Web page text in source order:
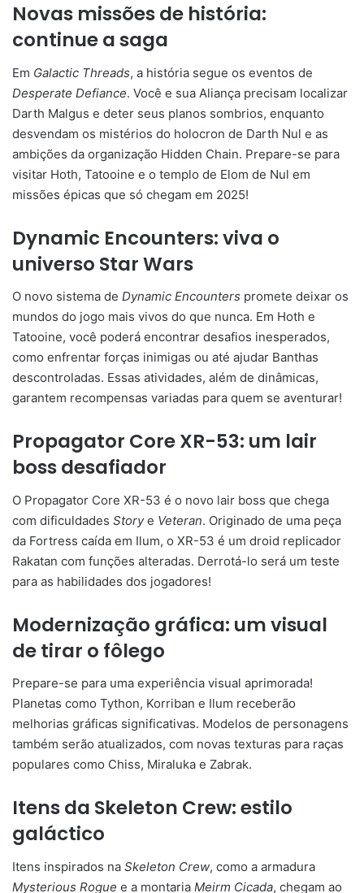
Novas missões de história:
continue a saga
Em Galactic Threads, a história segue os eventos de
Desperate Defiance. Você e sua Aliança precisam localizar
Darth Malgus e deter seus planos sombrios, enquanto
desvendam os mistérios do holocron de Darth Nul e as
ambições da organização Hidden Chain. Prepare-se para
visitar Hoth, Tatooine e o templo de Elom de Nul em
missões épicas que só chegam em 2025!
Dynamic Encounters: viva o
universo Star Wars
O novo sistema de Dynamic Encounters promete deixar os
mundos do jogo mais vivos do que nunca. Em Hoth e
Tatooine, você poderá encontrar desafios inesperados,
como enfrentar forças inimigas ou até ajudar Banthas
descontroladas. Essas atividades, além de dinâmicas,
garantem recompensas variadas para quem se aventurar!
Propagator Core XR-53: um lair
boss desafiador
O Propagator Core XR-53 é o novo lair boss que chega
com dificuldades Storye Veteran. Originado de uma peça
da Fortress caída em Ilum, o XR-53 é um droid replicador
Rakatan com funções alteradas. Derrotá-lo será um teste
para as habilidades dos jogadores!
Modernização gráfica: um visual
de tirar o fôlego
Prepare-se para uma experiência visual aprimorada!
Planetas como Tython, Korriban e Ilum receberão
melhorias gráficas significativas. Modelos de personagens
também serão atualizados, com novas texturas para raças
populares como Chiss, Miraluka e Zabrak.
Itens da Skeleton Crew: estilo
galáctico
Itens inspirados na Skeleton Crew, como a armadura
Mysterious Rogue e a montaria Meirm Cicada, chegam ao